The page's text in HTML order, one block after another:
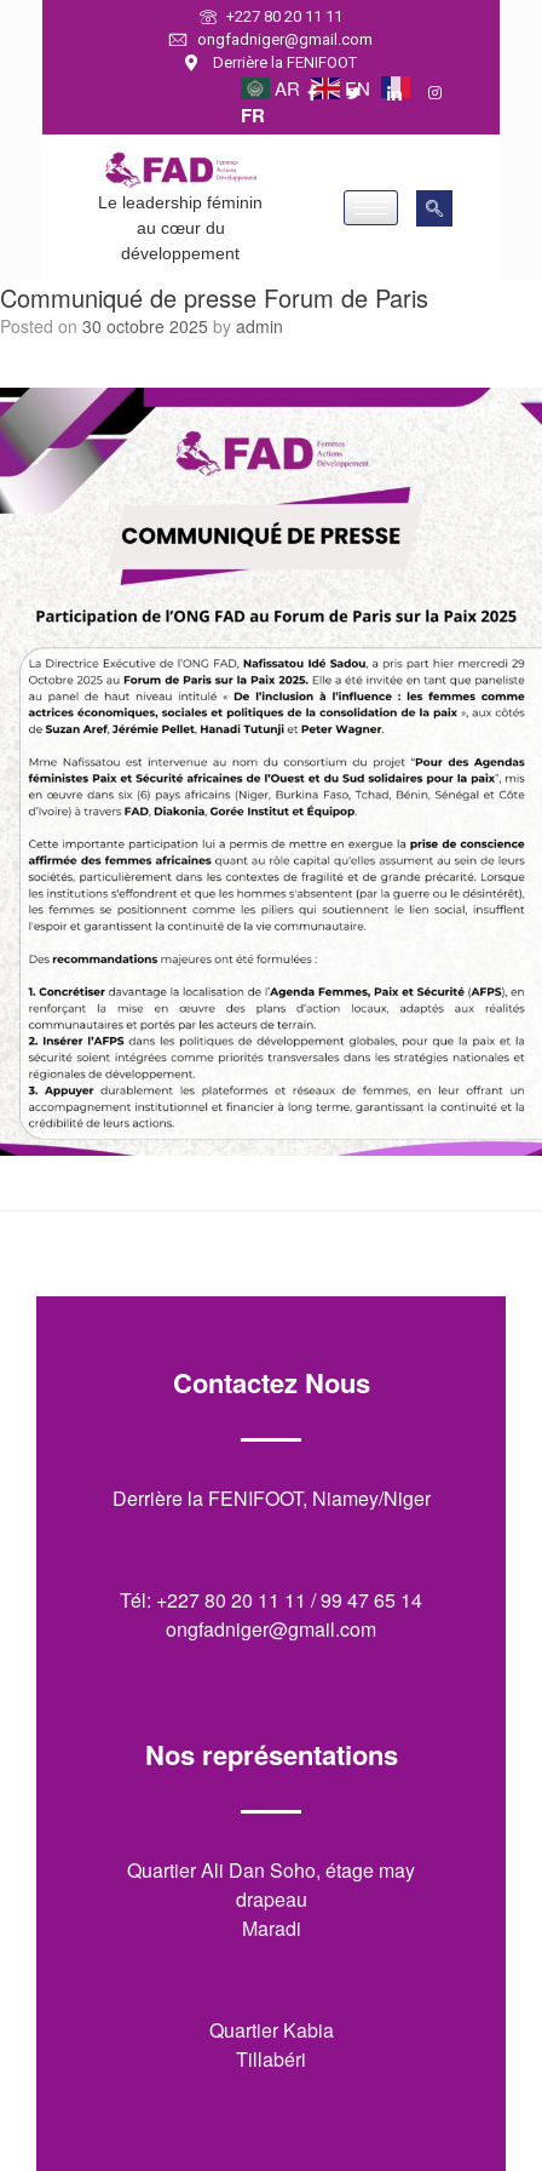
+227 80 20 11 11
ongfadniger@gmail.com
Derrière la FENIFOOT
AR EN
FR
Le leadership féminin
au cœur du
développement
Communiqué de presse Forum de Paris
Posted on 30 octobre 2025 by admin
Contactez Nous
Derrière la FENIFOOT, Niamey/Niger
Tél: +227 80 20 11 11 / 99 47 65 14
ongfadniger@gmail.com
Nos représentations
Quartier Ali Dan Soho, étage may
drapeau
Maradi
Quartier Kabia
Tillabéri